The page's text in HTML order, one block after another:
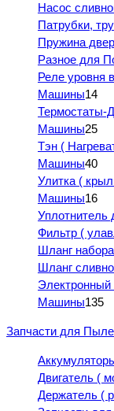
Насос
Патрубки,
Пружина
Разное для
Реле уровня
Машины14
Термостаты-
Машины25
Тэн (
Машины40
Улитка (
Машины16
Фильтр (
Шланг
Шланг
Машины135
Запчасти для
Двигатель (
Держатель (